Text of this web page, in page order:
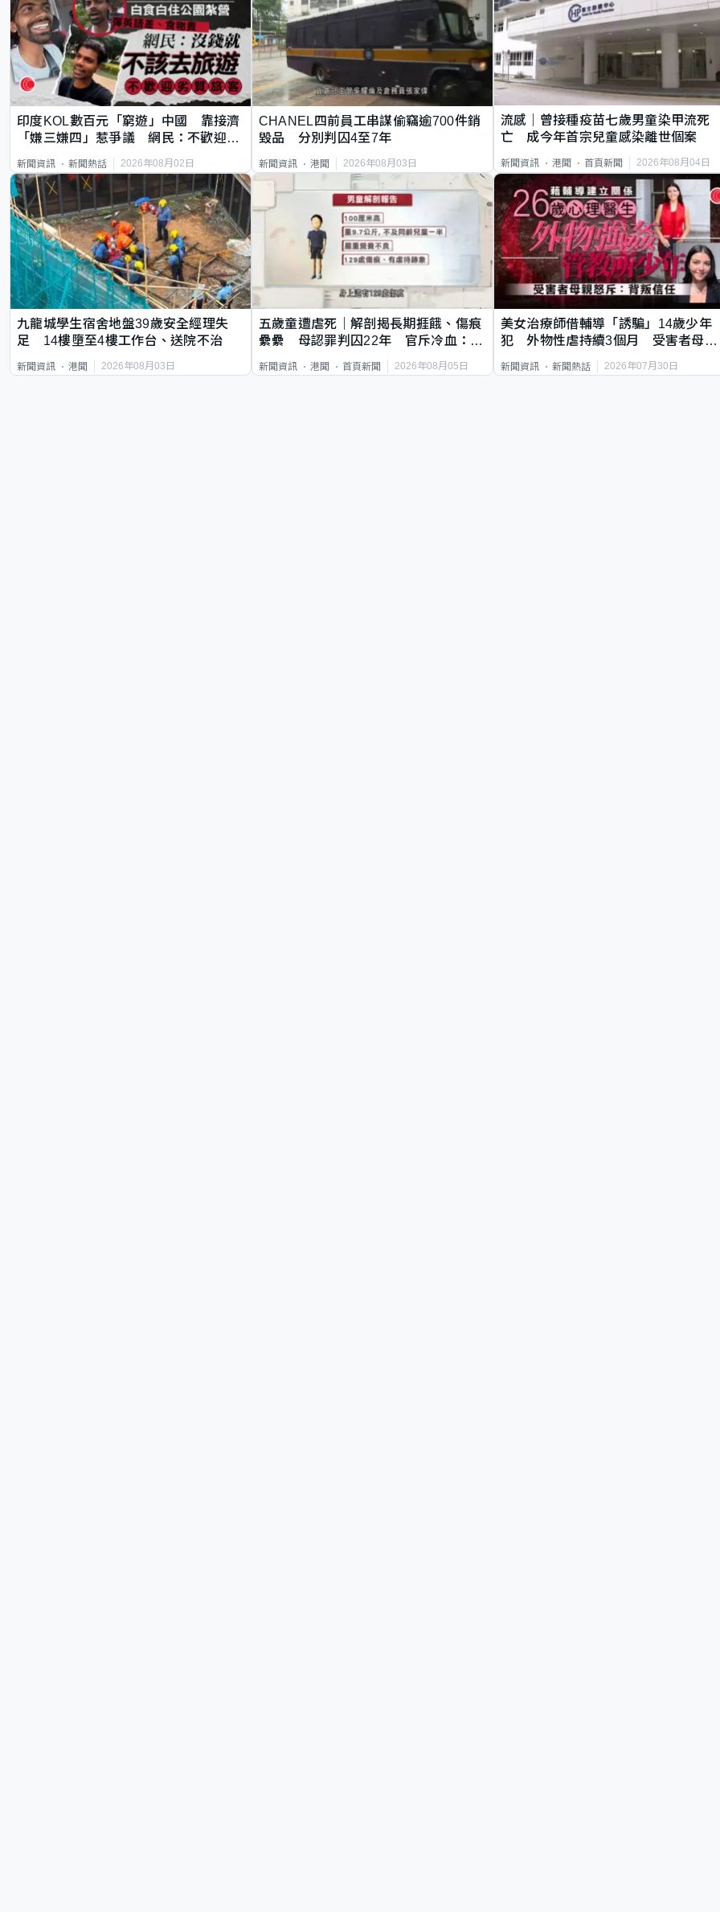
印度KOL數百元「窮遊」中國 靠接濟
「嫌三嫌四」惹爭議 網民：不歡迎劣
新聞資訊 新聞熱話 2026年08月02日
CHANEL四前員工串謀偷竊逾700件銷
毀品 分別判囚4至7年
新聞資訊 港聞 2026年08月03日
流感｜曾接種疫苗七歲男童染甲流死
亡 成今年首宗兒童感染離世個案
新聞資訊 港聞 首頁新聞 2026年08月04日
九龍城學生宿舍地盤39歲安全經理失
足 14樓墮至4樓工作台、送院不治
新聞資訊 港聞 2026年08月03日
五歲童遭虐死｜解剖揭長期捱餓、傷痕
纍纍 母認罪判囚22年 官斥冷血：同
新聞資訊 港聞 首頁新聞 2026年08月05日
美女治療師借輔導「誘騙」14歲少年
犯 外物性虐持續3個月 受害者母：
新聞資訊 新聞熱話 2026年07月30日